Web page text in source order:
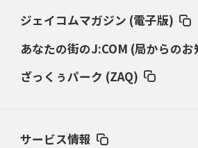
ジェイコムマガジン (電子版)
あなたの街のJ:COM (局からのお
ざっくぅパーク (ZAQ)
サービス情報